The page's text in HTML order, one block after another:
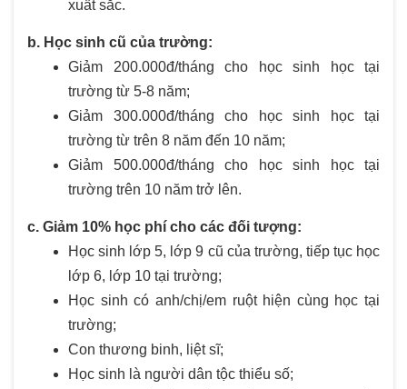
xuất sắc.
b. Học sinh cũ của trường:
Giảm 200.000đ/tháng cho học sinh học tại
trường từ 5-8 năm;
Giảm 300.000đ/tháng cho học sinh học tại
trường từ trên 8 năm đến 10 năm;
Giảm 500.000đ/tháng cho học sinh học tại
trường trên 10 năm trở lên.
c. Giảm 10% học phí cho các đối tượng:
Học sinh lớp 5, lớp 9 cũ của trường, tiếp tục học
lớp 6, lớp 10 tại trường;
Học sinh có anh/chị/em ruột hiện cùng học tại
trường;
Con thương binh, liệt sĩ;
Học sinh là người dân tộc thiểu số;